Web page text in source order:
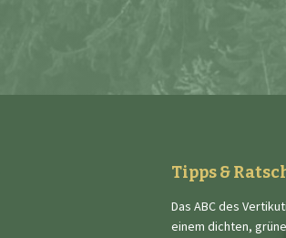
Tipps &
Das ABC des
einem dichten,